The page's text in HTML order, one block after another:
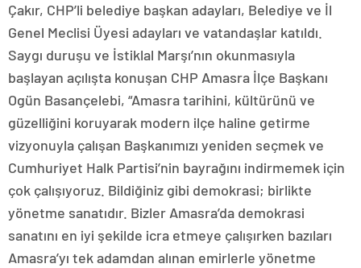
Çakır, CHP’li belediye başkan adayları, Belediye ve İl
Genel Meclisi Üyesi adayları ve vatandaşlar katıldı.
Saygı duruşu ve İstiklal Marşı’nın okunmasıyla
başlayan açılışta konuşan CHP Amasra İlçe Başkanı
Ogün Basançelebi, “Amasra tarihini, kültürünü ve
güzelliğini koruyarak modern ilçe haline getirme
vizyonuyla çalışan Başkanımızı yeniden seçmek ve
Cumhuriyet Halk Partisi’nin bayrağını indirmemek için
çok çalışıyoruz. Bildiğiniz gibi demokrasi; birlikte
yönetme sanatıdır. Bizler Amasra’da demokrasi
sanatını en iyi şekilde icra etmeye çalışırken bazıları
Amasra’yı tek adamdan alınan emirlerle yönetme